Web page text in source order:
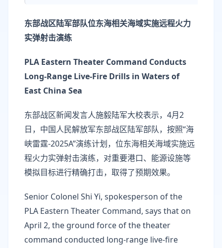
东部战区陆军部队位东海相关海域实施远程火力
实弹射击演练
PLA Eastern Theater Command Conducts
Long-Range Live-Fire Drills in Waters of
East China Sea
东部战区新闻发言人施毅陆军大校表示，4月2
日，中国人民解放军东部战区陆军部队，按照“海
峡雷霆-2025A”演练计划，位东海相关海域实施远
程火力实弹射击演练，对重要港口、能源设施等
模拟目标进行精确打击，取得了预期效果。
Senior Colonel Shi Yi, spokesperson of the
PLA Eastern Theater Command, says that on
April 2, the ground force of the theater
command conducted long-range live-fire